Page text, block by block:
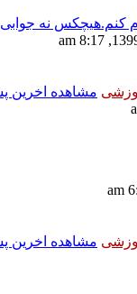
کنم.هیچکس نه جوابی
مشاهده اخرین
مشاهده اخرین